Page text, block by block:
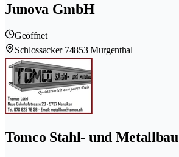
Junova GmbH
Geöffnet
Schlossacker 74853 Murgenthal
Tomco Stahl- und Metallbau